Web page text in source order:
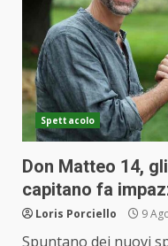
Spettacolo
Don Matteo 14,
capitano fa
Loris Porciello 9
Spuntano dei nuovi